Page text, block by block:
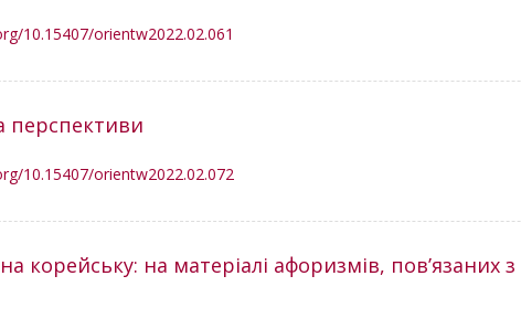
10.15407/orientw2022.02.061
перспективи
10.15407/orientw2022.02.072
на матеріалі афоризмів, пов’язаних з